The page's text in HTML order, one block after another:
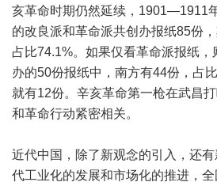
亥革命时期仍然延续，1901—1911
的改良派和革命派共创办报纸85份
占比74.1%。如果仅看革命派报纸，
办的50份报纸中，南方有44份，占
就有12份。辛亥革命第一枪在武昌
和革命行动紧密相关。
近代中国，除了新观念的引入，还
代工业化的发展和市场化的推进，